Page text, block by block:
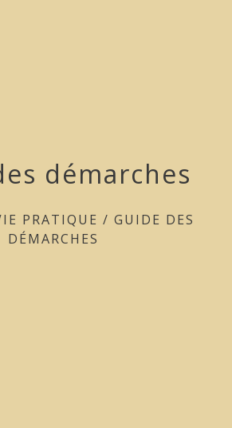
démarches
PRATIQUE / GUIDE DES
DÉMARCHES